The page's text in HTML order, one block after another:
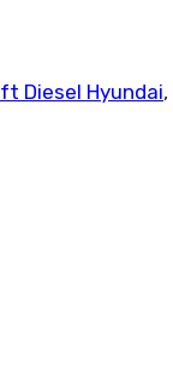
Diesel Hyundai,